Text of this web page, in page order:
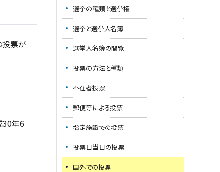
投票が
30年6
選挙の種類と選挙権
選挙と選挙人名簿
選挙人名簿の閲覧
投票の方法と種類
不在者投票
郵便等による投票
指定施設での投票
投票日当日の投票
国外での投票